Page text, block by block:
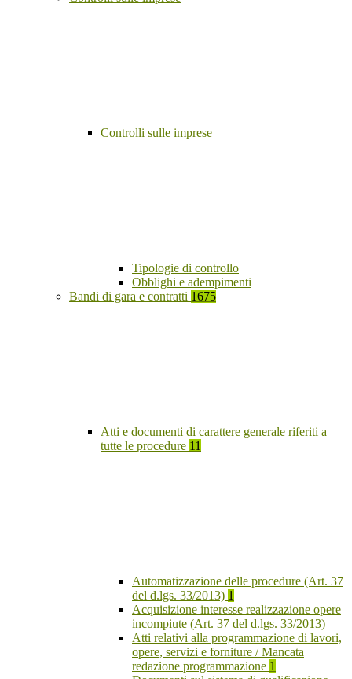
Controlli sulle imprese
Tipologie di controllo
Obblighi e adempimenti
Bandi di gara e contratti 1675
Atti e documenti di carattere generale riferiti a
tutte le procedure 11
Automatizzazione delle procedure (Art. 37
del d.lgs. 33/2013) 1
Acquisizione interesse realizzazione opere
incompiute (Art. 37 del d.lgs. 33/2013)
Atti relativi alla programmazione di lavori,
opere, servizi e forniture / Mancata
redazione programmazione 1